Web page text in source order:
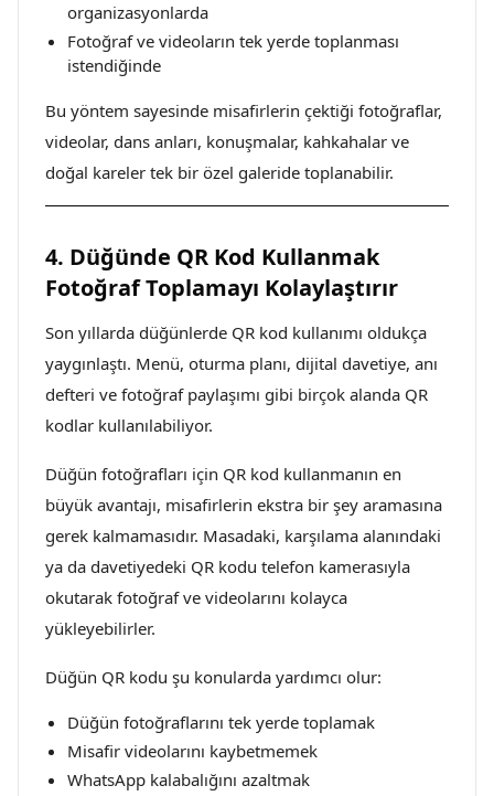
organizasyonlarda
Fotoğraf ve videoların tek yerde toplanması
istendiğinde
Bu yöntem sayesinde misafirlerin çektiği fotoğraflar,
videolar, dans anları, konuşmalar, kahkahalar ve
doğal kareler tek bir özel galeride toplanabilir.
4. Düğünde QR Kod Kullanmak
Fotoğraf Toplamayı Kolaylaştırır
Son yıllarda düğünlerde QR kod kullanımı oldukça
yaygınlaştı. Menü, oturma planı, dijital davetiye, anı
defteri ve fotoğraf paylaşımı gibi birçok alanda QR
kodlar kullanılabiliyor.
Düğün fotoğrafları için QR kod kullanmanın en
büyük avantajı, misafirlerin ekstra bir şey aramasına
gerek kalmamasıdır. Masadaki, karşılama alanındaki
ya da davetiyedeki QR kodu telefon kamerasıyla
okutarak fotoğraf ve videolarını kolayca
yükleyebilirler.
Düğün QR kodu şu konularda yardımcı olur:
Düğün fotoğraflarını tek yerde toplamak
Misafir videolarını kaybetmemek
WhatsApp kalabalığını azaltmak